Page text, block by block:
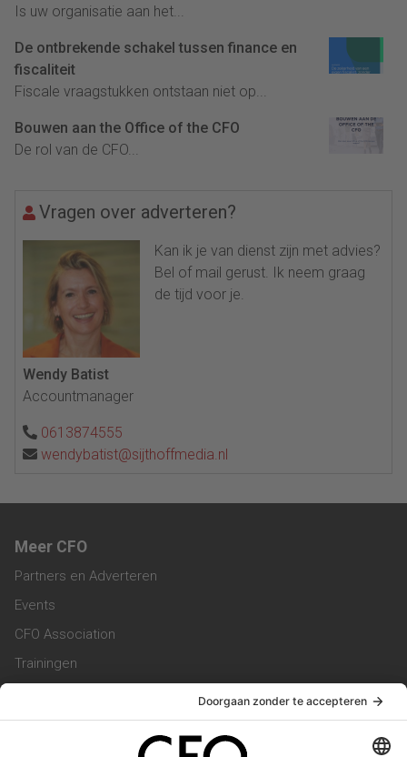
Is uw organisatie aan het...
De ontbrekende schakel tussen finance en
fiscaliteit
Fiscale vraagstukken ontstaan niet op...
Bouwen aan the Office of the CFO
De rol van de CFO...
Vragen over adverteren?
Kan ik je van dienst zijn met advies?
Bel of mail gerust. Ik neem graag
de tijd voor je.
Wendy Batist
Accountmanager
0613874555
wendybatist@sijthoffmedia.nl
Meer CFO
Partners en Adverteren
Events
CFO Association
Trainingen
Vacatures
Service & Contact